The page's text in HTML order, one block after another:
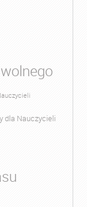
dla Nauczycieli